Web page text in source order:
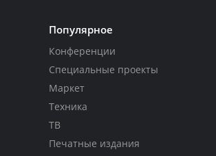
Популярное
Конференции
Специальные проекты
Маркет
Техника
ТВ
Печатные издания